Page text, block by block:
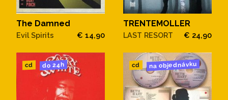
The Damned
Evil Spirits € 14,90
TRENTEMOLLER
LAST RESORT € 24,90
cd do 24h cd na objednávku